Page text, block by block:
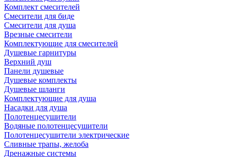
Комплект смесителей
Смесители для биде
Смесители для душа
Врезные смесители
Комплектующие для смесителей
Душевые гарнитуры
Верхний душ
Панели душевые
Душевые комплекты
Душевые шланги
Комплектующие для душа
Насадки для душа
Полотенцесушители
Водяные полотенцесушители
Полотенцесушители электрические
Сливные трапы, желоба
Дренажные системы